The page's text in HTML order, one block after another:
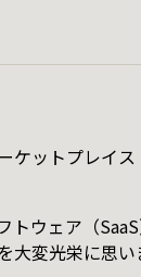
for キウイフル
ケットプレイ
トウェア（
大変光栄に思